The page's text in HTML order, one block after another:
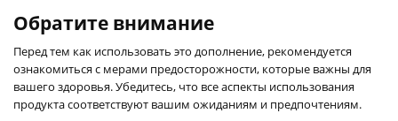
Обратите внимание
Перед тем как использовать это дополнение, рекомендуется
ознакомиться с мерами предосторожности, которые важны для
вашего здоровья. Убедитесь, что все аспекты использования
продукта соответствуют вашим ожиданиям и предпочтениям.